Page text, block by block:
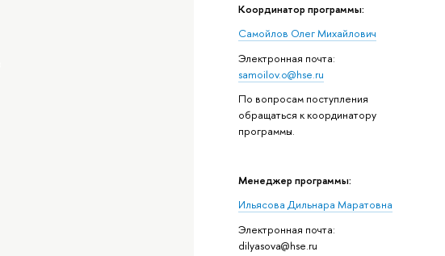
Координатор программы:
Самойлов Олег Михайлович
Электронная почта:
samoilov.o@hse.ru
По вопросам поступления
обращаться к координатору
программы.
Менеджер программы:
Ильясова Дильнара Маратовна
Электронная почта:
dilyasova@hse.ru